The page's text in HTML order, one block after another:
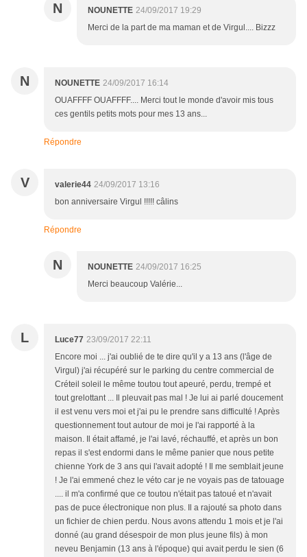
N NOUNETTE 24/09/2017 19:29
Merci de la part de ma maman et de Virgul.... Bizzz
N NOUNETTE 24/09/2017 16:14
OUAFFFF OUAFFFF.... Merci tout le monde d'avoir mis tous
ces gentils petits mots pour mes 13 ans...
Répondre
V valerie44 24/09/2017 13:16
bon anniversaire Virgul !!!!! câlins
Répondre
N NOUNETTE 24/09/2017 16:25
Merci beaucoup Valérie...
L Luce77 23/09/2017 22:11
Encore moi ... j'ai oublié de te dire qu'il y a 13 ans (l'âge de
Virgul) j'ai récupéré sur le parking du centre commercial de
Créteil soleil le même toutou tout apeuré, perdu, trempé et
tout grelottant ... Il pleuvait pas mal ! Je lui ai parlé doucement
il est venu vers moi et j'ai pu le prendre sans difficulté ! Après
questionnement tout autour de moi je l'ai rapporté à la
maison. Il était affamé, je l'ai lavé, réchauffé, et après un bon
repas il s'est endormi dans le même panier que nous petite
chienne York de 3 ans qui l'avait adopté ! Il me semblait jeune
! Je l'ai emmené chez le véto car je ne voyais pas de tatouage
.... il m'a confirmé que ce toutou n'était pas tatoué et n'avait
pas de puce électronique non plus. Il a rajouté sa photo dans
un fichier de chien perdu. Nous avons attendu 1 mois et je l'ai
donné (au grand désespoir de mon plus jeune fils) à mon
neveu Benjamin (13 ans à l'époque) qui avait perdu le sien (6